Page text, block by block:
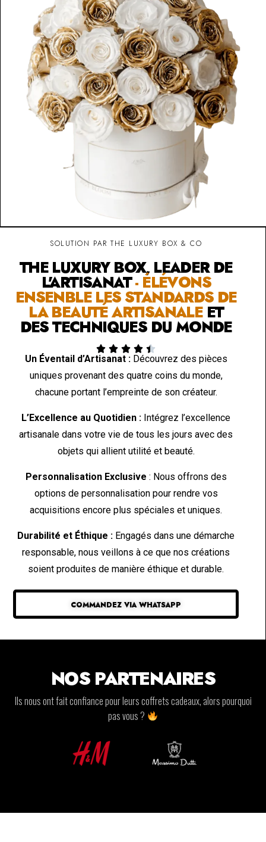
SOLUTION PAR THE LUXURY BOX & CO
THE LUXURY BOX, LEADER DE
L'ARTISANAT- ÉLÉVONS
ENSENBLE LES STANDARDS DE
LA BEAUTÉ ARTISANALE ET
DES TECHNIQUES DU MONDE
    
Un Éventail d’Artisanat :Découvrez des pièces
uniques provenant des quatre coins du monde,
chacune portant l’empreinte de son créateur.
L’Excellence au Quotidien : Intégrez l’excellence
artisanale dans votre vie de tous les jours avec des
objets qui allient utilité et beauté.
Personnalisation Exclusive : Nous offrons des
options de personnalisation pour rendre vos
acquisitions encore plus spéciales et uniques.
Durabilité et Éthique : Engagés dans une démarche
responsable, nous veillons à ce que nos créations
soient produites de manière éthique et durable.
COMMANDEZ VIA WHATSAPP
NOS PARTENAIRES
Ils nous ont fait confiance pour leurs coffrets cadeaux, alors pourquoi
pas vous ?